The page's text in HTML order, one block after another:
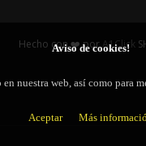
Aviso de cookies!
nuestra web, así como
Aceptar Más
Hecho con ❤️ porA1Click